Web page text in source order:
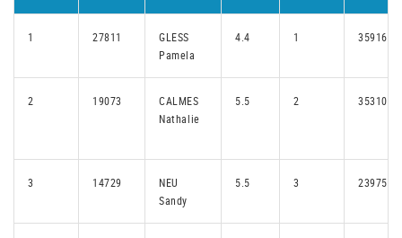
1 27811
GLESS
Pamela
4.4 1 35916
2 19073
CALMES
Nathalie
5.5 2 35310
3 14729
NEU
Sandy
5.5 3 23975